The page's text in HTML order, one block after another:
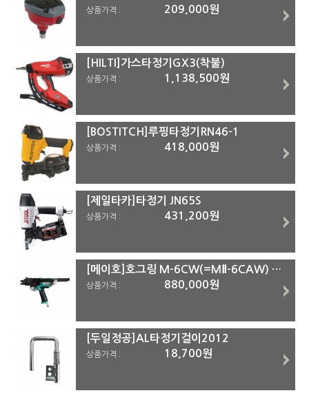
상품가격 : 209,000원
[HILTI]가스타정기GX3(착불)
상품가격 : 1,138,500원
[BOSTITCH]루핑타정기RN46-1
상품가격 : 418,000원
[제일타카]타정기 JN65S
상품가격 : 431,200원
[메이호]호그링 M-6CW(=MⅡ-6CAW) 6Ø핀
상품가격 : 880,000원
[두일정공]AL타정기걸이2012
상품가격 : 18,700원